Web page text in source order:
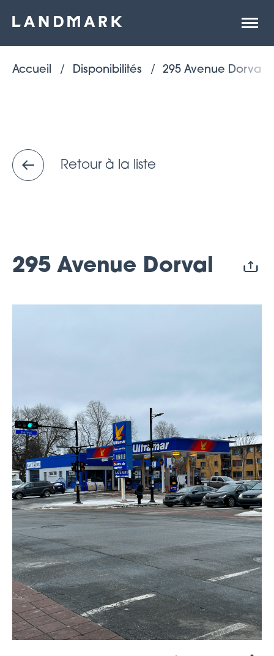
la
site
Accueil Disponibilités 295 Avenue Dorval
Retour à la liste
295 Avenue Dorval